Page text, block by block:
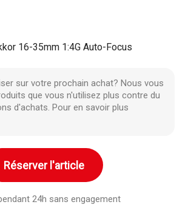
16-35mm 1:4G Auto-Focus
sur votre prochain achat? Nous vous
que vous n'utilisez plus contre du
d'achats. Pour en savoir plus
Réserver l'article
24h sans engagement